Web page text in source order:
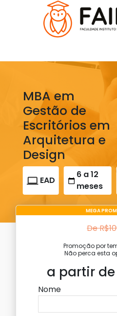
MBA em
Gestão de
Escritórios em
Arquitetura e
Design
EAD
6 a 12
meses
MEGA
De
Promoção por
Não perca esta
a partir de
Nome